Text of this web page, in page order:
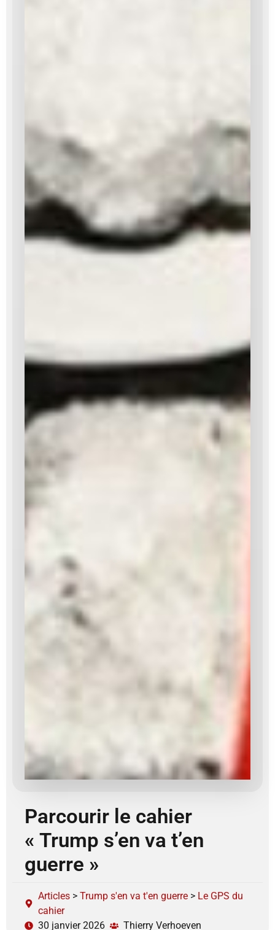
Parcourir le cahier
« Trump s’en va t’en
guerre »
Articles > Trump s'en va t'en guerre > Le GPS du
cahier
30 janvier 2026
Thierry Verhoeven